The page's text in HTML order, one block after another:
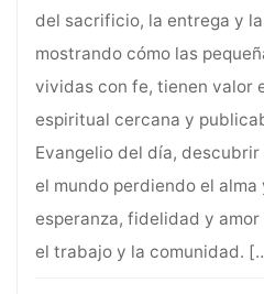
del sacrificio, la entrega y
mostrando cómo las
vividas con fe, tienen valor
espiritual cercana y
Evangelio del día,
el mundo perdiendo el
esperanza, fidelidad y
el trabajo y la comunidad.